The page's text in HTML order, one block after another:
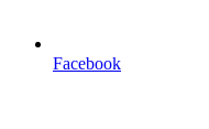
Facebook